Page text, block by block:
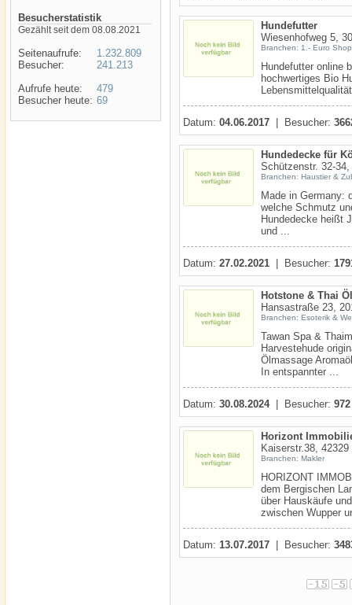
Besucherstatistik
Gezählt seit dem 08.08.2021
Seitenaufrufe:
Besucher:
Aufrufe heute:
Besucher heute:
1.232.809
241.213
479
69
Hundefutter
Wiesenhofweg 5,
Branchen: 1.- Euro
Hundefutter online
hochwertiges Bio
Datum: 04.06.2017 | Besucher:
Hundedecke für
Schützenstr. 32-
Branchen: Haustier &
Made in Germany:
welche Schmutz
Hundedecke heißt
und ...
Datum: 27.02.2021 | Besucher:
Hotstone & Thai
Hansastraße 23,
Branchen: Esoterik &
Tawan Spa &
Harvestehude
Ölmassage
In entspannter ...
Datum: 30.08.2024| Besucher: 972
Horizont
Kaiserstr.38,
Branchen: Makler
HORIZONT
dem Bergischen
über Hauskäufe
zwischen Wupper
Datum: 13.07.2017 | Besucher: